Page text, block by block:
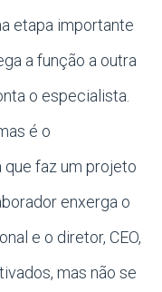
etapa importante
a função a outra
o especialista.
é o
que faz um projeto
enxerga o
e o diretor, CEO,
mas não se